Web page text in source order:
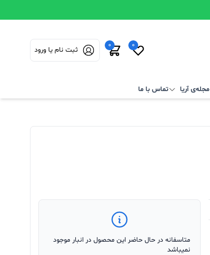
0
0
ثبت نام یا ورود
مجله‌ی آریا تماس با ما
متاسفانه در حال حاضر این محصول در انبار موجود
نمیباشد